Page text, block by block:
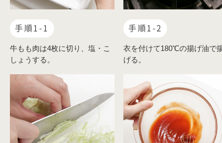
手順1-1
牛もも肉は4枚に切り、塩・こ
しょうする。
手順1-2
衣を付けて180℃の揚げ油で
げる。